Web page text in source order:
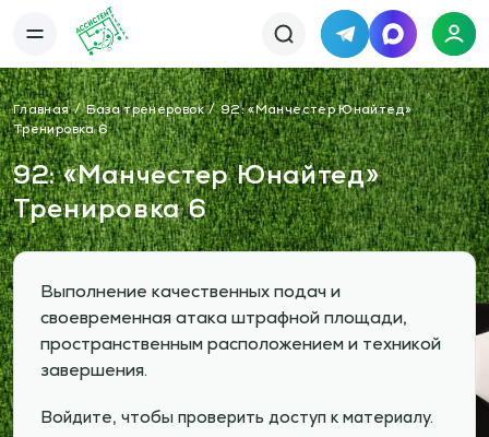
TelegramMAX
Каталог
База упражнений
База тренировок
Книги
Статьи
Новости
Тактический менеджер
Тарифы
Информация
О сервисе
Отзывы
Политика конфиденциальности
+7 978 793 21 93
Главная База тренеровок
92: «Манчестер Юнайтед»
Тренировка 6
92: «Манчестер Юнайтед»
Тренировка 6
Выполнение качественных подач и
своевременная атака штрафной площади,
пространственным расположением и техникой
завершения.
Войдите, чтобы проверить доступ к материалу.